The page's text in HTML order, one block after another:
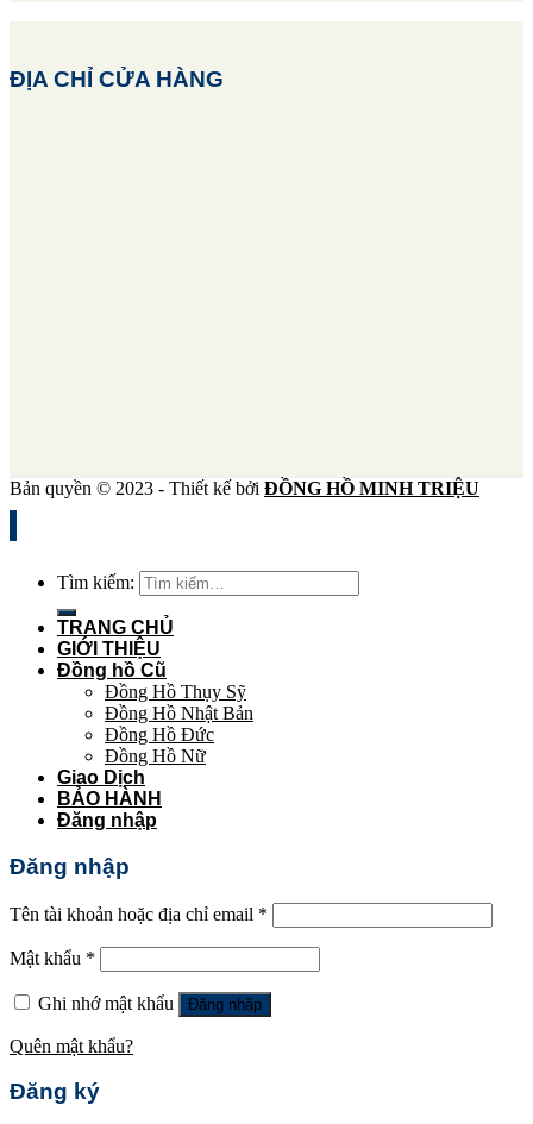
ĐỊA CHỈ CỬA HÀNG
Bản quyền © 2023 - Thiết kế bởi ĐỒNG HỒ MINH TRIỆU
Tìm kiếm:
TRANG CHỦ
GIỚI THIỆU
Đồng hồ Cũ
Đồng Hồ Thụy Sỹ
Đồng Hồ Nhật Bản
Đồng Hồ Đức
Đồng Hồ Nữ
Giao Dịch
BẢO HÀNH
Đăng nhập
Đăng nhập
Tên tài khoản hoặc địa chỉ email *
Mật khẩu *
Ghi nhớ mật khẩu Đăng nhập
Quên mật khẩu?
Đăng ký